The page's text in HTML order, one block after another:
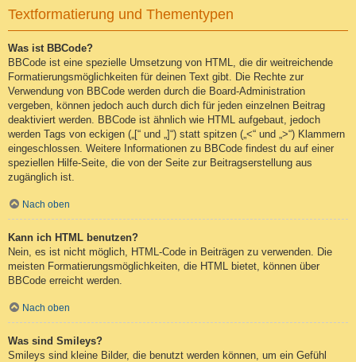
Textformatierung und Thementypen
Was ist BBCode?
BBCode ist eine spezielle Umsetzung von HTML, die dir weitreichende
Formatierungsmöglichkeiten für deinen Text gibt. Die Rechte zur
Verwendung von BBCode werden durch die Board-Administration
vergeben, können jedoch auch durch dich für jeden einzelnen Beitrag
deaktiviert werden. BBCode ist ähnlich wie HTML aufgebaut, jedoch
werden Tags von eckigen („[“ und „]“) statt spitzen („<“ und „>“) Klammern
eingeschlossen. Weitere Informationen zu BBCode findest du auf einer
speziellen Hilfe-Seite, die von der Seite zur Beitragserstellung aus
zugänglich ist.
Nach oben
Kann ich HTML benutzen?
Nein, es ist nicht möglich, HTML-Code in Beiträgen zu verwenden. Die
meisten Formatierungsmöglichkeiten, die HTML bietet, können über
BBCode erreicht werden.
Nach oben
Was sind Smileys?
Smileys sind kleine Bilder, die benutzt werden können, um ein Gefühl